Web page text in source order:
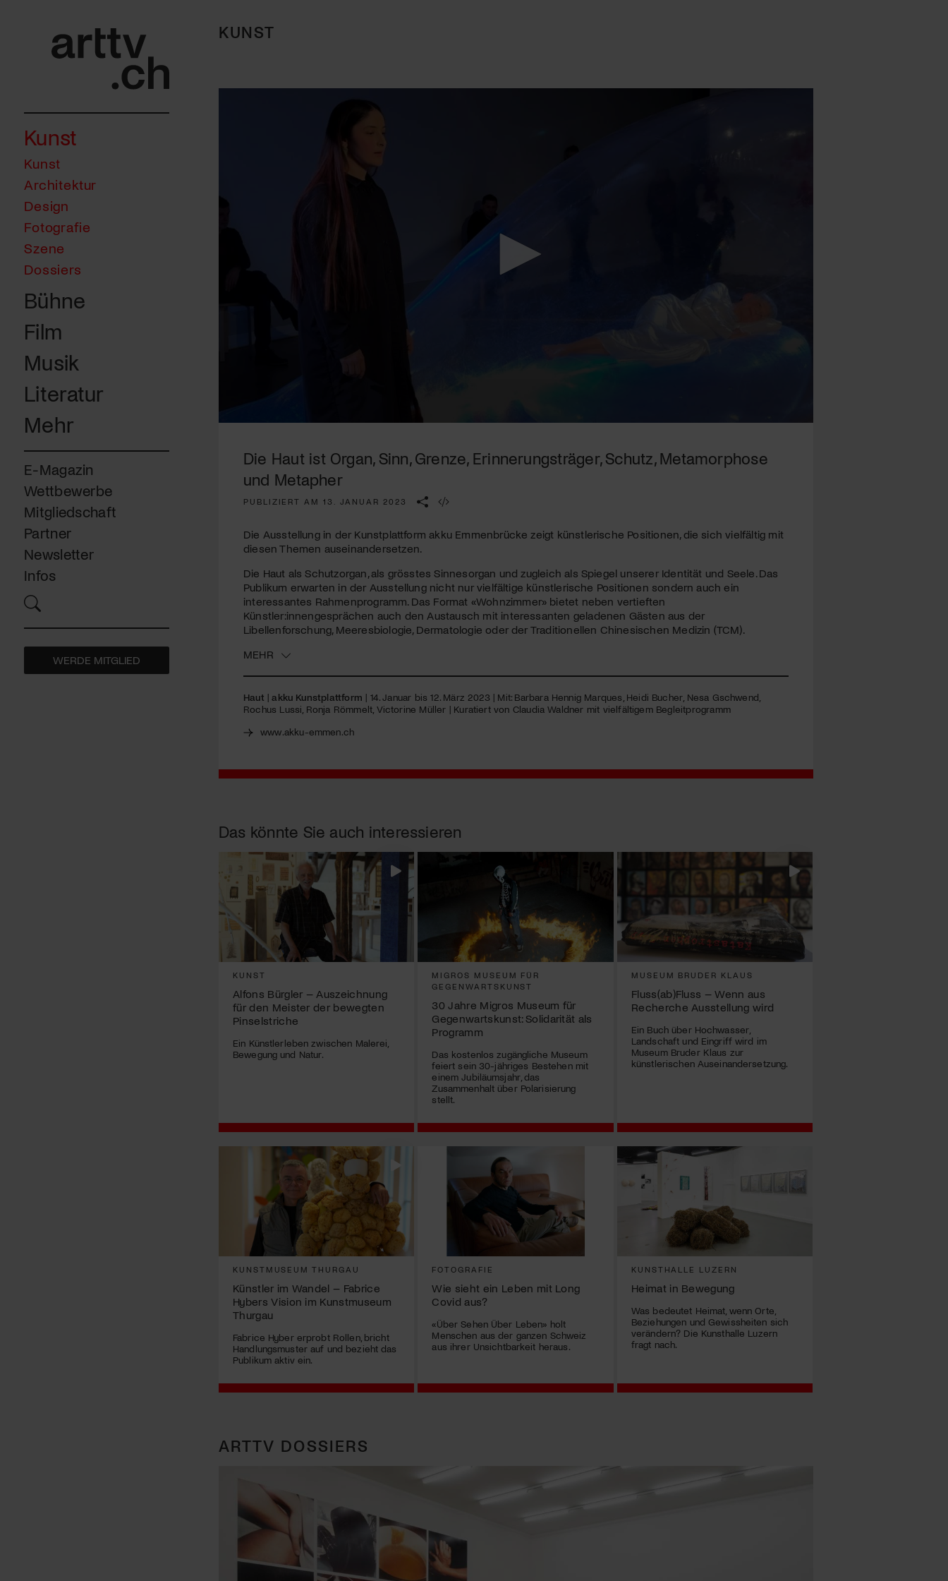
Kunst
Kunst
Architektur
Design
Fotografie
Szene
Dossiers
Bühne
Film
Musik
Literatur
Mehr
E-Magazin
Wettbewerbe
Mitgliedschaft
Partner
Newsletter
Infos
WERDE MITGLIED
KUNST
Die Haut ist Organ, Sinn, Grenze, Erinnerungsträger, Schutz, Metamorphose
und Metapher
PUBLIZIERT AM 13. JANUAR 2023
Die Ausstellung in der Kunstplattform akku Emmenbrücke zeigt künstlerische Positionen, die sich vielfältig mit
diesen Themen auseinandersetzen.
Die Haut als Schutzorgan, als grösstes Sinnesorgan und zugleich als Spiegel unserer Identität und Seele. Das
Publikum erwarten in der Ausstellung nicht nur vielfältige künstlerische Positionen sondern auch ein
interessantes Rahmenprogramm. Das Format «Wohnzimmer» bietet neben vertieften
Künstler:innengesprächen auch den Austausch mit interessanten geladenen Gästen aus der
Libellenforschung, Meeresbiologie, Dermatologie oder der Traditionellen Chinesischen Medizin (TCM).
MEHR
Haut |akku Kunstplattform | 14. Januar bis 12. März 2023 | Mit: Barbara Hennig Marques, Heidi Bucher, Nesa Gschwend,
Rochus Lussi, Ronja Römmelt, Victorine Müller | Kuratiert von Claudia Waldner mit vielfältigem Begleitprogramm
www.akku-emmen.ch
Das könnte Sie auch interessieren
KUNST
Alfons Bürgler – Auszeichnung
für den Meister der bewegten
Pinselstriche
Ein Künstlerleben zwischen Malerei,
Bewegung und Natur.
MIGROS MUSEUM FÜR
GEGENWARTSKUNST
30 Jahre Migros Museum für
Gegenwartskunst: Solidarität als
Programm
Das kostenlos zugängliche Museum
feiert sein 30-jähriges Bestehen mit
einem Jubiläumsjahr, das
Zusammenhalt über Polarisierung
stellt.
MUSEUM BRUDER KLAUS
Fluss(ab)Fluss – Wenn aus
Recherche Ausstellung wird
Ein Buch über Hochwasser,
Landschaft und Eingriff wird im
Museum Bruder Klaus zur
künstlerischen Auseinandersetzung.
KUNSTMUSEUM THURGAU
Künstler im Wandel – Fabrice
Hybers Vision im Kunstmuseum
Thurgau
Fabrice Hyber erprobt Rollen, bricht
Handlungsmuster auf und bezieht das
Publikum aktiv ein.
FOTOGRAFIE
Wie sieht ein Leben mit Long
Covid aus?
«Über Sehen Über Leben» holt
Menschen aus der ganzen Schweiz
aus ihrer Unsichtbarkeit heraus.
KUNSTHALLE LUZERN
Heimat in Bewegung
Was bedeutet Heimat, wenn Orte,
Beziehungen und Gewissheiten sich
verändern? Die Kunsthalle Luzern
fragt nach.
ARTTV DOSSIERS
Jetzt Mitglied werden